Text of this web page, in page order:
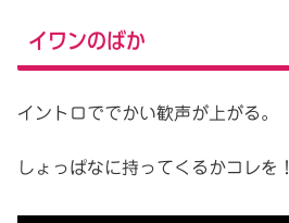
イワンのばか
イントロででかい歓声が上がる。
しょっぱなに持ってくるかコレを！